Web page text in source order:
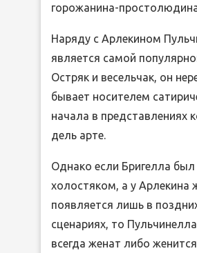
горожанина-
Наряду с Арлекином
является самой
Остряк и весельчак, он
бывает носителем
начала в представлениях
дель арте.
Однако если Бригелла был
холостяком, а у Арлекина
появляется лишь в
сценариях, то
всегда женат либо